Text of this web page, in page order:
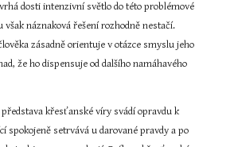
dosti intenzivní světlo do této problémové
náznaková řešení rozhodně nestačí.
zásadně orientuje v otázce smyslu jeho
že ho dispensuje od dalšího namáhavého
představa křesťanské víry svádí opravdu k
spokojeně setrvává u darované pravdy a po